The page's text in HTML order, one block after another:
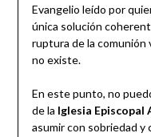
Evangelio leído por
única solución
ruptura de la comunión
no existe.
En este punto, no
de la Iglesia Episcopal
asumir con sobriedad y